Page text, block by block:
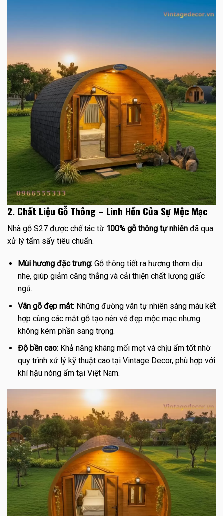
2. Chất Liệu Gỗ Thông – Linh Hồn Của Sự Mộc Mạc
Nhà gỗ S27 được chế tác từ 100% gỗ thông tự nhiên đã qua
xử lý tẩm sấy tiêu chuẩn.
Mùi hương đặc trưng:Gỗ thông tiết ra hương thơm dịu
nhẹ, giúp giảm căng thẳng và cải thiện chất lượng giấc
ngủ.
Vân gỗ đẹp mắt:Những đường vân tự nhiên sáng màu kết
hợp cùng các mắt gỗ tạo nên vẻ đẹp mộc mạc nhưng
không kém phần sang trọng.
Độ bền cao:Khả năng kháng mối mọt và chịu ẩm tốt nhờ
quy trình xử lý kỹ thuật cao tại Vintage Decor, phù hợp với
khí hậu nóng ẩm tại Việt Nam.